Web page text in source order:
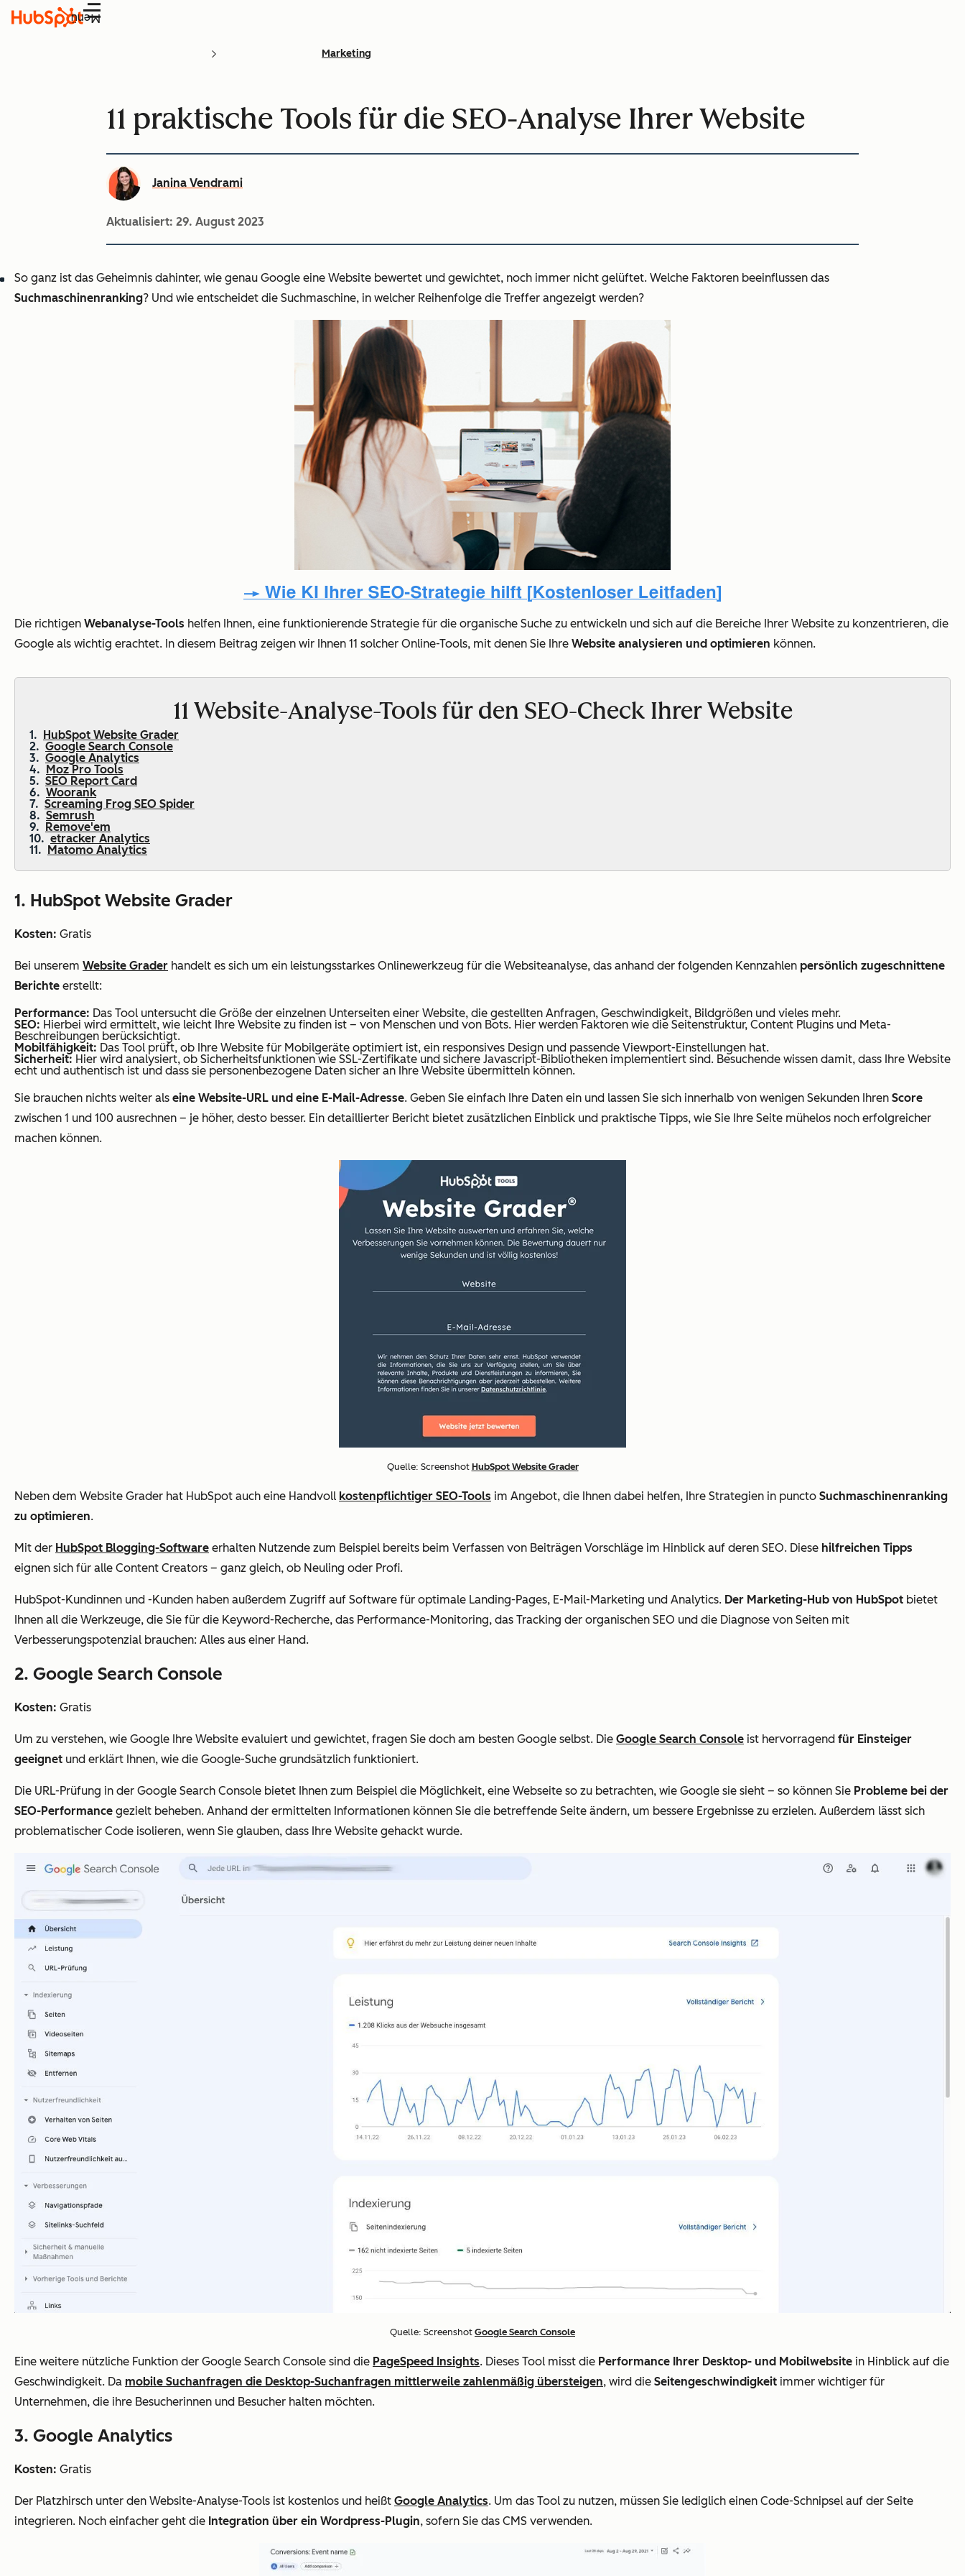
Menü
Marketing
11 praktische Tools für die SEO-Analyse Ihrer Website
Janina Vendrami
Aktualisiert: 29. August 2023
So ganz ist das Geheimnis dahinter, wie genau Google eine Website bewertet und gewichtet, noch immer nicht gelüftet. Welche Faktoren beeinflussen das
Suchmaschinenranking? Und wie entscheidet die Suchmaschine, in welcher Reihenfolge die Treffer angezeigt werden?
Die richtigen Webanalyse-Tools helfen Ihnen, eine funktionierende Strategie für die organische Suche zu entwickeln und sich auf die Bereiche Ihrer Website zu konzentrieren, die
Google als wichtig erachtet. In diesem Beitrag zeigen wir Ihnen 11 solcher Online-Tools, mit denen Sie Ihre Website analysieren und optimieren können.
11 Website-Analyse-Tools für den SEO-Check Ihrer Website
HubSpot Website Grader
Google Search Console
Google Analytics
Moz Pro Tools
SEO Report Card
Woorank
Screaming Frog SEO Spider
Semrush
Remove'em
etracker Analytics
Matomo Analytics
1. HubSpot Website Grader
Kosten: Gratis
Bei unserem Website Grader handelt es sich um ein leistungsstarkes Onlinewerkzeug für die Websiteanalyse, das anhand der folgenden Kennzahlen persönlich zugeschnittene
Berichte erstellt:
Performance: Das Tool untersucht die Größe der einzelnen Unterseiten einer Website, die gestellten Anfragen, Geschwindigkeit, Bildgrößen und vieles mehr.
SEO: Hierbei wird ermittelt, wie leicht Ihre Website zu finden ist – von Menschen und von Bots. Hier werden Faktoren wie die Seitenstruktur, Content Plugins und Meta-
Beschreibungen berücksichtigt.
Mobilfähigkeit: Das Tool prüft, ob Ihre Website für Mobilgeräte optimiert ist, ein responsives Design und passende Viewport-Einstellungen hat.
Sicherheit: Hier wird analysiert, ob Sicherheitsfunktionen wie SSL-Zertifikate und sichere Javascript-Bibliotheken implementiert sind. Besuchende wissen damit, dass Ihre Website
echt und authentisch ist und dass sie personenbezogene Daten sicher an Ihre Website übermitteln können.
Sie brauchen nichts weiter als eine Website-URL und eine E-Mail-Adresse. Geben Sie einfach Ihre Daten ein und lassen Sie sich innerhalb von wenigen Sekunden Ihren Score
zwischen 1 und 100 ausrechnen – je höher, desto besser. Ein detaillierter Bericht bietet zusätzlichen Einblick und praktische Tipps, wie Sie Ihre Seite mühelos noch erfolgreicher
machen können.
Quelle: Screenshot HubSpot Website Grader
Neben dem Website Grader hat HubSpot auch eine Handvoll kostenpflichtiger SEO-Tools im Angebot, die Ihnen dabei helfen, Ihre Strategien in puncto Suchmaschinenranking
zu optimieren.
Mit der HubSpot Blogging-Software erhalten Nutzende zum Beispiel bereits beim Verfassen von Beiträgen Vorschläge im Hinblick auf deren SEO. Diese hilfreichen Tipps
eignen sich für alle Content Creators – ganz gleich, ob Neuling oder Profi.
HubSpot-Kundinnen und -Kunden haben außerdem Zugriff auf Software für optimale Landing-Pages, E-Mail-Marketing und Analytics. Der Marketing-Hub von HubSpot bietet
Ihnen all die Werkzeuge, die Sie für die Keyword-Recherche, das Performance-Monitoring, das Tracking der organischen SEO und die Diagnose von Seiten mit
Verbesserungspotenzial brauchen: Alles aus einer Hand.
2. Google Search Console
Kosten: Gratis
Um zu verstehen, wie Google Ihre Website evaluiert und gewichtet, fragen Sie doch am besten Google selbst. Die Google Search Console ist hervorragend für Einsteiger
geeignet und erklärt Ihnen, wie die Google-Suche grundsätzlich funktioniert.
Die URL-Prüfung in der Google Search Console bietet Ihnen zum Beispiel die Möglichkeit, eine Webseite so zu betrachten, wie Google sie sieht – so können Sie Probleme bei der
SEO-Performance gezielt beheben. Anhand der ermittelten Informationen können Sie die betreffende Seite ändern, um bessere Ergebnisse zu erzielen. Außerdem lässt sich
problematischer Code isolieren, wenn Sie glauben, dass Ihre Website gehackt wurde.
Quelle: Screenshot Google Search Console
Eine weitere nützliche Funktion der Google Search Console sind die PageSpeed Insights. Dieses Tool misst die Performance Ihrer Desktop- und Mobilwebsite in Hinblick auf die
Geschwindigkeit. Da mobile Suchanfragen die Desktop-Suchanfragen mittlerweile zahlenmäßig übersteigen, wird die Seitengeschwindigkeit immer wichtiger für
Unternehmen, die ihre Besucherinnen und Besucher halten möchten.
3. Google Analytics
Kosten: Gratis
Der Platzhirsch unter den Website-Analyse-Tools ist kostenlos und heißt Google Analytics. Um das Tool zu nutzen, müssen Sie lediglich einen Code-Schnipsel auf der Seite
integrieren. Noch einfacher geht die Integration über ein Wordpress-Plugin, sofern Sie das CMS verwenden.